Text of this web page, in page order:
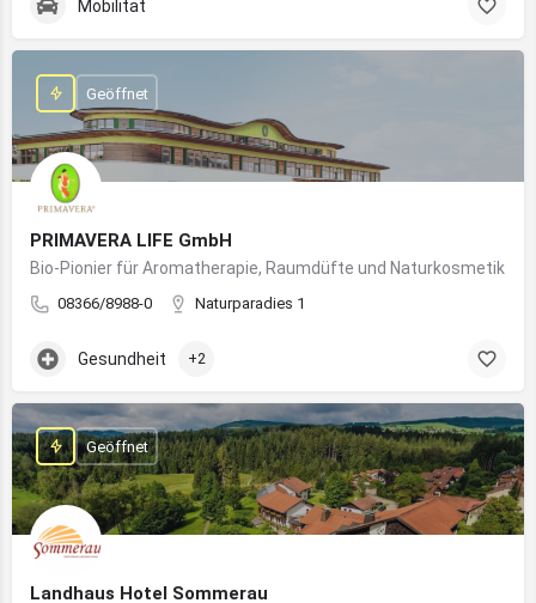
Mobilität
PRIMAVERA LIFE GmbH
Bio-Pionier für Aromatherapie, Raumdüfte und Naturkosmetik
08366/8988-0 Naturparadies 1
Geöffnet
Gesundheit +2
Landhaus Hotel Sommerau
Geöffnet